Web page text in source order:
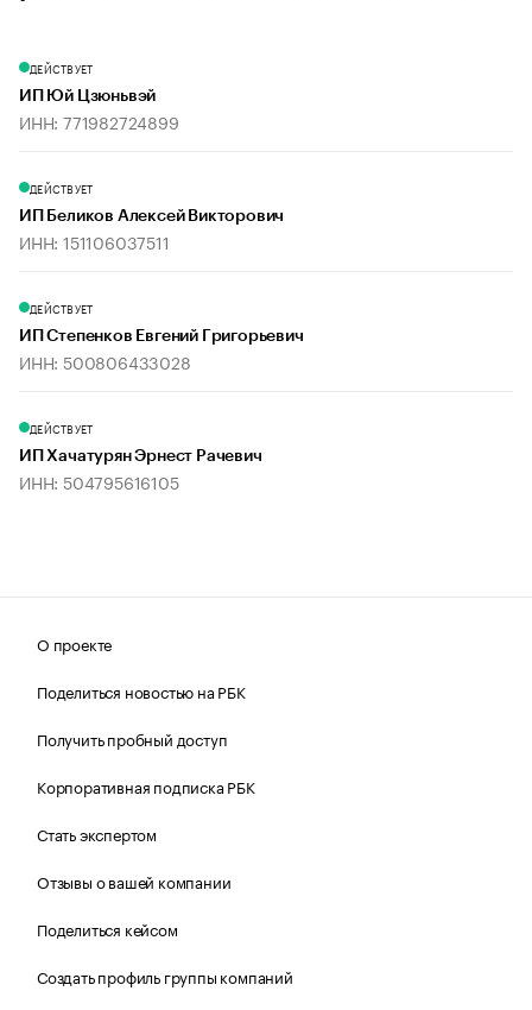
ДЕЙСТВУЕТ
ИП Юй Цзюньвэй
ИНН: 771982724899
ДЕЙСТВУЕТ
ИП Беликов Алексей Викторович
ИНН: 151106037511
ДЕЙСТВУЕТ
ИП Степенков Евгений Григорьевич
ИНН: 500806433028
ДЕЙСТВУЕТ
ИП Хачатурян Эрнест Рачевич
ИНН: 504795616105
О проекте
Поделиться новостью на РБК
Получить пробный доступ
Корпоративная подписка РБК
Стать экспертом
Отзывы о вашей компании
Поделиться кейсом
Создать профиль группы компаний